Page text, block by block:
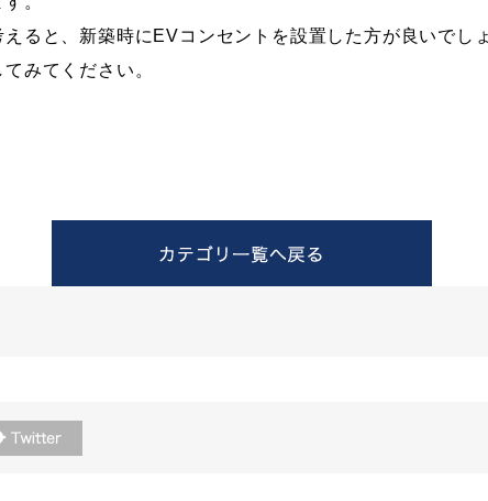
ると、新築時にEVコンセントを設置した方が良いでし
みてください。